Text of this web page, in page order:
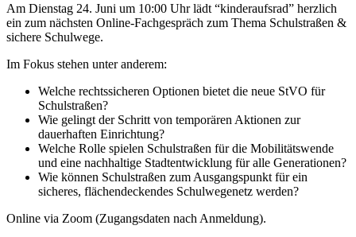
Am Dienstag 24. Juni um 10:00 Uhr lädt “kinderaufsrad” herzlich
ein zum nächsten Online-Fachgespräch zum Thema Schulstraßen &
sichere Schulwege.
Im Fokus stehen unter anderem:
Welche rechtssicheren Optionen bietet die neue StVO für
Schulstraßen?
Wie gelingt der Schritt von temporären Aktionen zur
dauerhaften Einrichtung?
Welche Rolle spielen Schulstraßen für die Mobilitätswende
und eine nachhaltige Stadtentwicklung für alle Generationen?
Wie können Schulstraßen zum Ausgangspunkt für ein
sicheres, flächendeckendes Schulwegenetz werden?
Online via Zoom (Zugangsdaten nach Anmeldung).